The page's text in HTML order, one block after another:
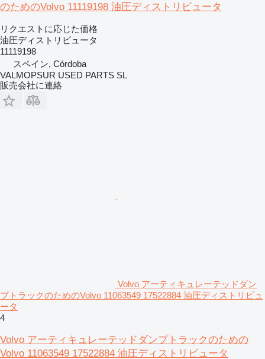
のためのVolvo 11119198 油圧ディストリビュータ
リクエストに応じた価格
油圧ディストリビュータ
11119198
スペイン, Córdoba
VALMOPSUR USED PARTS SL
販売会社に連絡
Volvo アーティキュレーテッドダン
プトラックのためのVolvo 11063549 17522884 油圧ディストリビュ
ータ
4
Volvo アーティキュレーテッドダンプトラックのための
Volvo 11063549 17522884 油圧ディストリビュータ